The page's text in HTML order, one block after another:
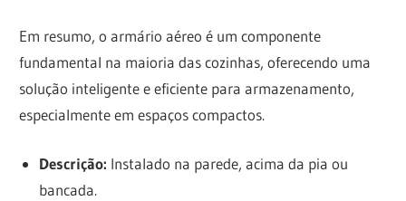
Em resumo, o armário aéreo é um componente
fundamental na maioria das cozinhas, oferecendo uma
solução inteligente e eficiente para armazenamento,
especialmente em espaços compactos.
Descrição: Instalado na parede, acima da pia ou
bancada.